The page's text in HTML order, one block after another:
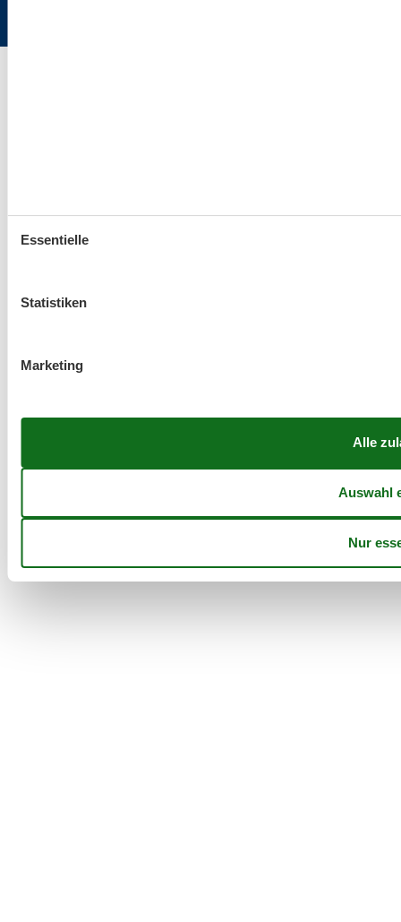
Essentielle
Statistiken
Marketing